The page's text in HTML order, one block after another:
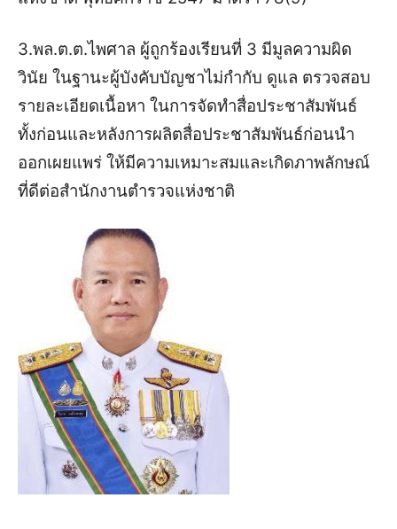
3.พล.ต.ต.ไพศาล ผู้ถูกร้องเรียนที่ 3 มีมูลความผิด
วินัย ในฐานะผู้บังคับบัญชาไม่กำกับ ดูแล ตรวจสอบ
รายละเอียดเนื้อหา ในการจัดทำสื่อประชาสัมพันธ์
ทั้งก่อนและหลังการผลิตสื่อประชาสัมพันธ์ก่อนนำ
ออกเผยแพร่ ให้มีความเหมาะสมและเกิดภาพลักษณ์
ที่ดีต่อสำนักงานตำรวจแห่งชาติ